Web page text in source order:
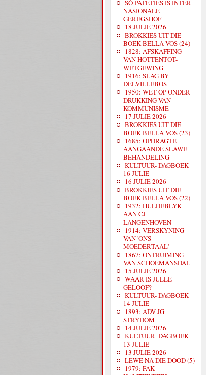
SÓ PATETIES IS INTER-
NASIONALE
GEREGSHOF
18 JULIE 2026
BROKKIES UIT DIE
BOEK BELLA VOS (24)
1828: AFSKAFFING
VAN HOTTENTOT-
WETGEWING
1916: SLAG BY
DELVILLEBOS
1950: WET OP ONDER-
DRUKKING VAN
KOMMUNISME
17 JULIE 2026
BROKKIES UIT DIE
BOEK BELLA VOS (23)
1685: OPDRAGTE
AANGAANDE SLAWE-
BEHANDELING
KULTUUR- DAGBOEK
16 JULIE
16 JULIE 2026
BROKKIES UIT DIE
BOEK BELLA VOS (22)
1932: HULDEBLYK
AAN CJ
LANGENHOVEN
1914: VERSKYNING
VAN 'ONS
MOEDERTAAL'
1867: ONTRUIMING
VAN SCHOEMANSDAL
15 JULIE 2026
WAAR IS JULLE
GELOOF?
KULTUUR- DAGBOEK
14 JULIE
1893: ADV JG
STRYDOM
14 JULIE 2026
KULTUUR- DAGBOEK
13 JULIE
13 JULIE 2026
LEWE NA DIE DOOD (5)
1979: FAK